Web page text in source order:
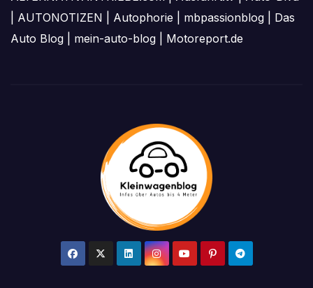
AUTONOTIZEN Autophorie mbpassionblog
Das
Auto Blog
mein-auto-blog Motoreport.de